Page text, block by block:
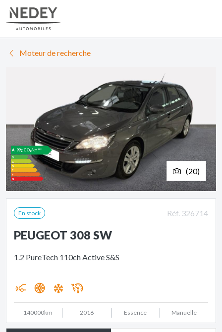
Moteur de recherche
99g CO₂/km***
(20)
En stock Réf. 326714
PEUGEOT 308 SW
1.2 PureTech 110ch Active S&S
140000km 2016 Essence Manuelle